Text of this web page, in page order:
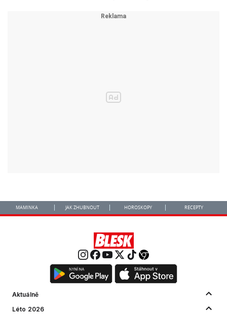
MAMINKA JAK ZHUBNOUT HOROSKOPY RECEPTY
Aktuálně
Léto 2026